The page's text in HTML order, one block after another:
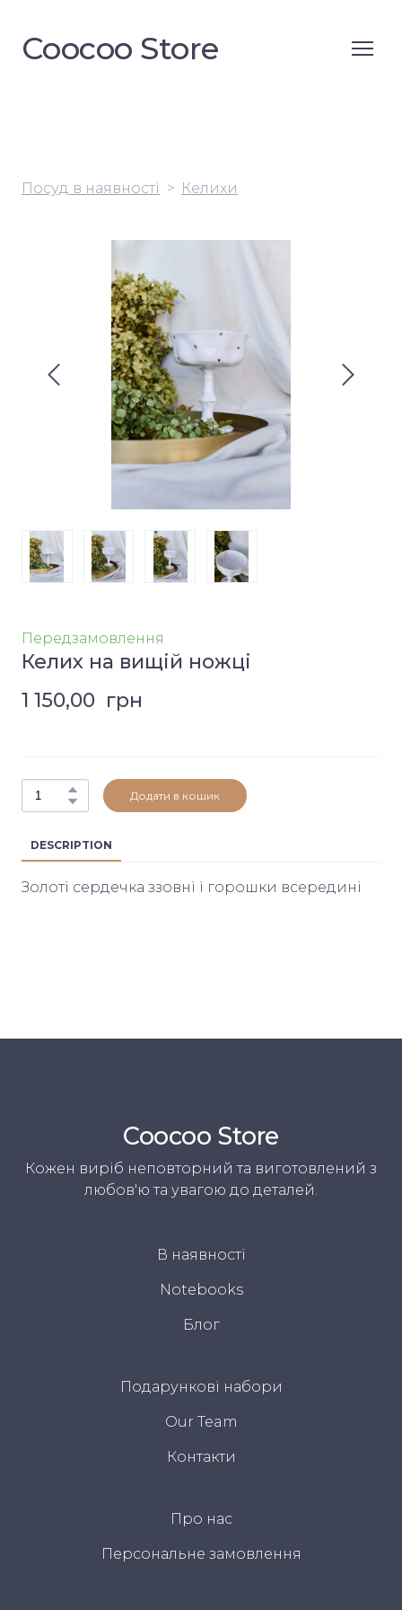
Coocoo Store
Посуд в наявності Келихи
Передзамовлення
Келих на вищій ножці
1 150,00  грн
Додати в кошик
DESCRIPTION
Золоті сердечка ззовні і горошки всередині
Coocoo Store
Кожен виріб неповторний та виготовлений з
любов'ю та увагою до деталей.
В наявності
Notebooks
Блог
Подарункові набори
Our Team
Контакти
Про нас
Персональне замовлення